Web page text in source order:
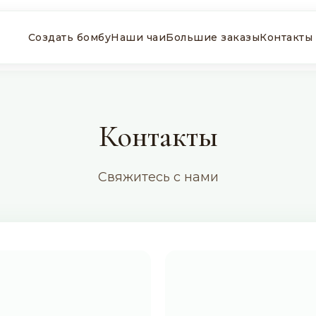
Создать бомбуНаши чаиБольшие заказыКонтакты
Контакты
Свяжитесь с нами